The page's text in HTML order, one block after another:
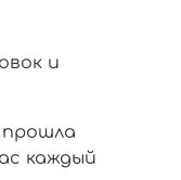
и
прошла
каждый